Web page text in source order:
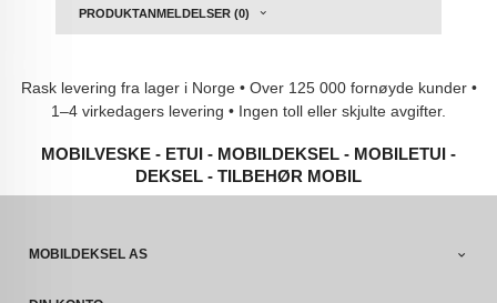
PRODUKTANMELDELSER (0)
Rask levering fra lager i Norge • Over 125 000 fornøyde kunder •
1–4 virkedagers levering • Ingen toll eller skjulte avgifter.
MOBILVESKE - ETUI - MOBILDEKSEL - MOBILETUI -
DEKSEL - TILBEHØR MOBIL
MOBILDEKSEL AS